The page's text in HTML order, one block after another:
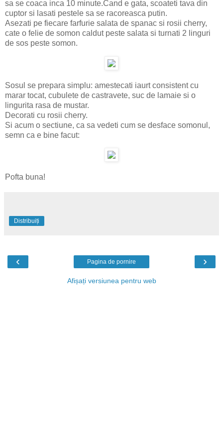
sa se coaca inca 10 minute.Cand e gata, scoateti tava din
cuptor si lasati pestele sa se racoreasca putin.
Asezati pe fiecare farfurie salata de spanac si rosii cherry,
cate o felie de somon caldut peste salata si turnati 2 linguri
de sos peste somon.
Sosul se prepara simplu: amestecati iaurt consistent cu
marar tocat, cubulete de castravete, suc de lamaie si o
lingurita rasa de mustar.
Decorati cu rosii cherry.
Si acum o sectiune, ca sa vedeti cum se desface somonul,
semn ca e bine facut:
Pofta buna!
Distribuiți
‹ ›
Pagina de pornire
Afișați versiunea pentru web